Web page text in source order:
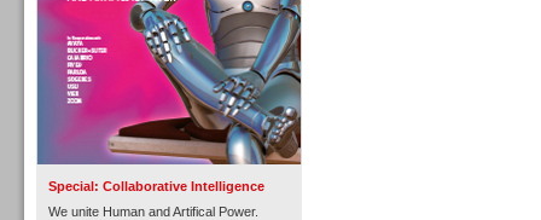
Special: Collaborative Intelligence
We unite Human and Artifical Power.
Inbound